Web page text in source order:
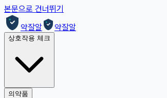
본문으로 건너뛰기
약잘알
약잘알
상호작용 체크
의약품